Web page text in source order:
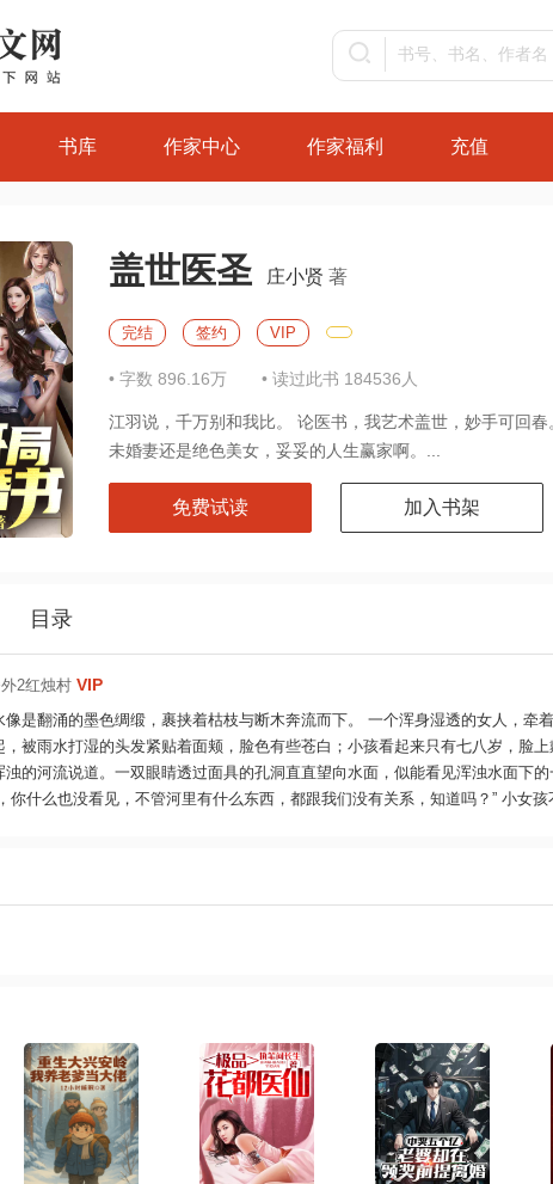
书库 作家中心 作家福利 充值
盖世医圣 庄小贤 著
完结 签约 VIP
• 字数 896.16万 • 读过此书 184536人
江羽说，千万别和我比。 论医书，我艺术盖世，妙手可回春
未婚妻还是绝色美女，妥妥的人生赢家啊。...
免费试读 加入书架
目录
2红烛村 VIP
像是翻涌的墨色绸缎，裹挟着枯枝与断木奔流而下。 一个浑身湿透的女人，牵
被雨水打湿的头发紧贴着面颊，脸色有些苍白；小孩看起来只有七八岁，脸
的河流说道。一双眼睛透过面具的孔洞直直望向水面，似能看见浑浊水面下
你什么也没看见，不管河里有什么东西，都跟我们没有关系，知道吗？” 小女
将本书一键 分享给小伙伴们吧